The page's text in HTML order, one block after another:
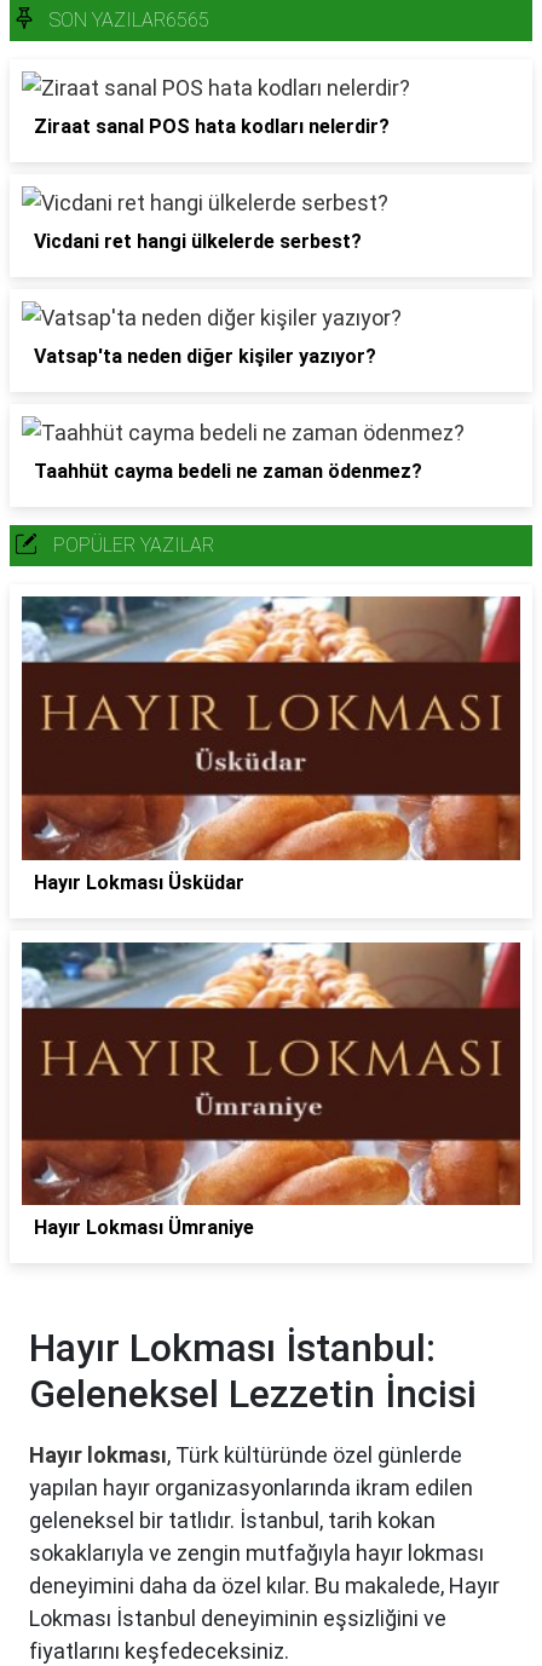
SON YAZILAR6565
Ziraat sanal POS hata kodları nelerdir?
Vicdani ret hangi ülkelerde serbest?
Vatsap'ta neden diğer kişiler yazıyor?
Taahhüt cayma bedeli ne zaman ödenmez?
POPÜLER YAZILAR
Hayır Lokması Üsküdar
Hayır Lokması Ümraniye
Hayır Lokması İstanbul:
Geleneksel Lezzetin İncisi
Hayır lokması, Türk kültüründe özel günlerde
yapılan hayır organizasyonlarında ikram edilen
geleneksel bir tatlıdır. İstanbul, tarih kokan
sokaklarıyla ve zengin mutfağıyla hayır lokması
deneyimini daha da özel kılar. Bu makalede, Hayır
Lokması İstanbul deneyiminin eşsizliğini ve
fiyatlarını keşfedeceksiniz.